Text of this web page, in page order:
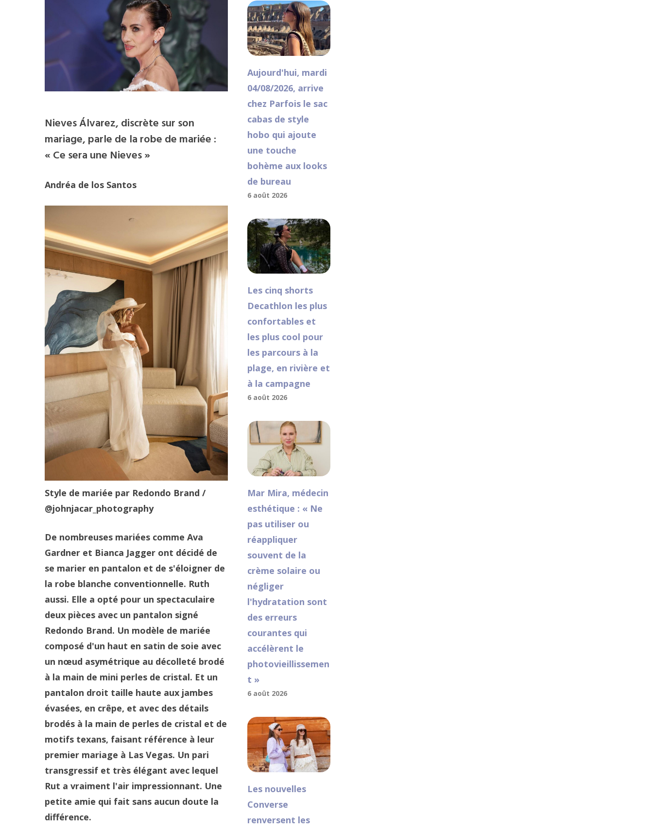
Nieves Álvarez, discrète sur son
mariage, parle de la robe de mariée :
« Ce sera une Nieves »
Andréa de los Santos
Style de mariée par Redondo Brand /
@johnjacar_photography
De nombreuses mariées comme Ava
Gardner et Bianca Jagger ont décidé de
se marier en pantalon et de s'éloigner de
la robe blanche conventionnelle. Ruth
aussi. Elle a opté pour un spectaculaire
deux pièces avec un pantalon signé
Redondo Brand. Un modèle de mariée
composé d'un haut en satin de soie avec
un nœud asymétrique au décolleté brodé
à la main de mini perles de cristal. Et un
pantalon droit taille haute aux jambes
évasées, en crêpe, et avec des détails
brodés à la main de perles de cristal et de
motifs texans, faisant référence à leur
premier mariage à Las Vegas. Un pari
transgressif et très élégant avec lequel
Rut a vraiment l'air impressionnant. Une
petite amie qui fait sans aucun doute la
différence.
Aujourd'hui, mardi
04/08/2026, arrive
chez Parfois le sac
cabas de style
hobo qui ajoute
une touche
bohème aux looks
de bureau
6 août 2026
Les cinq shorts
Decathlon les plus
confortables et
les plus cool pour
les parcours à la
plage, en rivière et
à la campagne
6 août 2026
Mar Mira, médecin
esthétique : « Ne
pas utiliser ou
réappliquer
souvent de la
crème solaire ou
négliger
l'hydratation sont
des erreurs
courantes qui
accélèrent le
photovieillissemen
t »
6 août 2026
Les nouvelles
Converse
renversent les